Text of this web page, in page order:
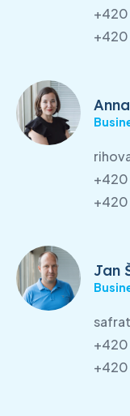
+420
+420
+420
Jan
+420
+420